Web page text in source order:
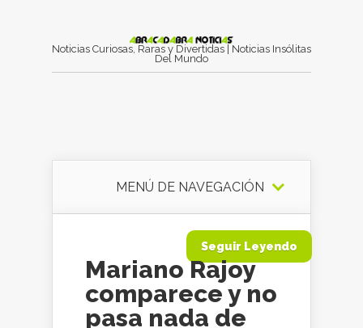
Noticias Curiosas, Raras y Divertidas | Noticias Insólitas
Del Mundo
MENÚ DE NAVEGACIÓN
Seguir Leyendo
Mariano Rajoy
comparece y no
pasa nada de